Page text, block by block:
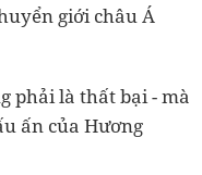
giới châu Á
phải là thất bại - mà
ấn của Hương